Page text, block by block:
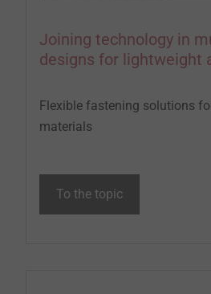
Joining technology in
designs for lightweight
Flexible fastening solutions
materials
To the topic